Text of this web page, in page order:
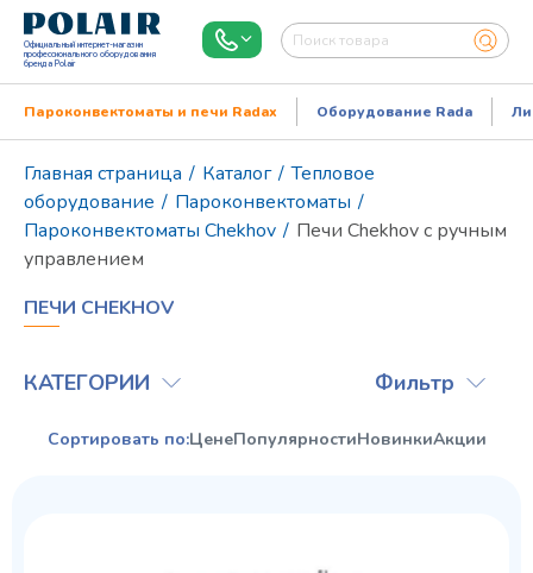
Официальный интернет-магазин
профессионального оборудования
бренда Polair
Пароконвектоматы и печи Radax Оборудование Rada
Главная страница / Каталог / Тепловое
оборудование / Пароконвектоматы /
Пароконвектоматы Chekhov / Печи Chekhov с ручным
управлением
ПЕЧИ CHEKHOV
КАТЕГОРИИ Фильтр
Сортировать по:ЦенеПопулярностиНовинкиАкции